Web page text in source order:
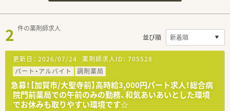
2 件の薬剤師求人
並び順
更新日： 2026/07/24 薬剤師求人ID： 705528
パート・アルバイト
調剤薬局
急募！【加賀市/大聖寺前】高時給3,000円パート求人！総合病
院門前薬局での午前のみの勤務、和気あいあいとした環境
でお休みも取りやすい環境です☆